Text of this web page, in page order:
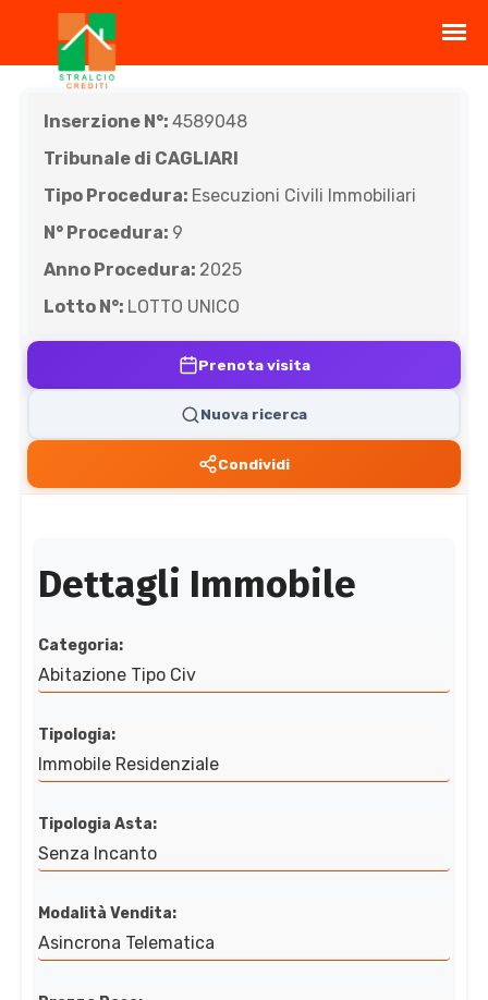
Inserzione N°: 4589048
Tribunale di CAGLIARI
Tipo Procedura: Esecuzioni Civili Immobiliari
N° Procedura: 9
Anno Procedura: 2025
Lotto N°: LOTTO UNICO
Prenota visita
Nuova ricerca
Condividi
Dettagli Immobile
Categoria:
Abitazione Tipo Civ
Tipologia:
Immobile Residenziale
Tipologia Asta:
Senza Incanto
Modalità Vendita:
Asincrona Telematica